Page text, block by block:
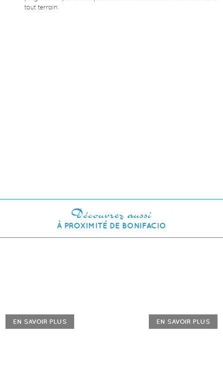
tout terrain.
Découvrez aussi
À PROXIMITÉ DE BONIFACIO
EN SAVOIR PLUS EN SAVOIR PLUS